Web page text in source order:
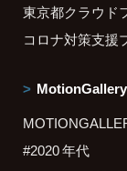
東京都クラウド
コロナ対策支援
#2020 年代